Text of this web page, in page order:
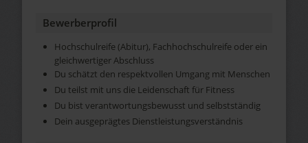
Bewerberprofil
Hochschulreife (Abitur), Fachhochschulreife oder ein
gleichwertiger Abschluss
Du schätzt den respektvollen Umgang mit Menschen
Du teilst mit uns die Leidenschaft für Fitness
Du bist verantwortungsbewusst und selbstständig
Dein ausgeprägtes Dienstleistungsverständnis